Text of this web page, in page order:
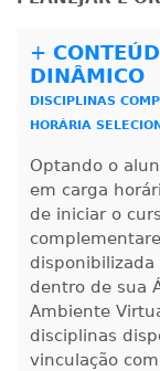
240 H 30
280 H 35
300 H 38
320 H 40 dias
+
DINÂMICO
DISCIPLINAS
HORÁRIA
Optando o
em carga
de iniciar o
dentro de sua
Ambiente
disciplinas
vinculação